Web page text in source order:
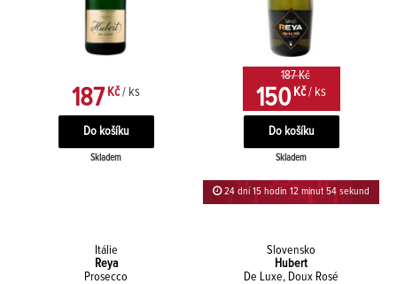
187Kč / ks
Skladem
187 Kč
150Kč / ks
Skladem
24 dní 15 hodin 12 minut 54 sekund
Itálie
Reya
Prosecco
Slovensko
Hubert
De Luxe, Doux Rosé